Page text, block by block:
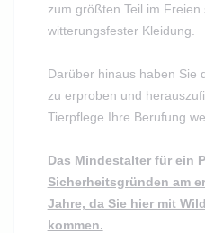
zum größten Teil im
witterungsfester Kleidung.
Darüber hinaus haben Sie
zu erproben und
Tierpflege Ihre Berufung
Das Mindestalter für ein
Sicherheitsgründen am
Jahre, da Sie hier mit
kommen.